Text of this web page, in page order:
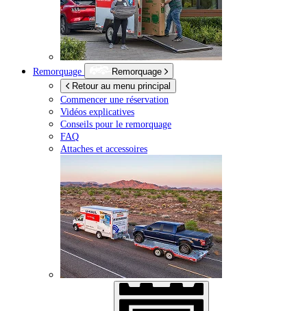
Remorquage
Remorquage
Retour au menu principal
Commencer une réservation
Vidéos explicatives
Conseils pour le remorquage
FAQ
Attaches et accessoires